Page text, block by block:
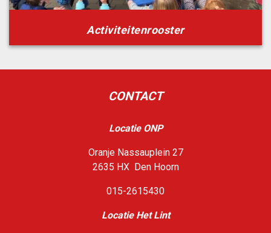
Activiteitenrooster
CONTACT
Locatie ONP
Oranje Nassauplein 27
2635 HX Den Hoorn
015-2615430
Locatie Het Lint